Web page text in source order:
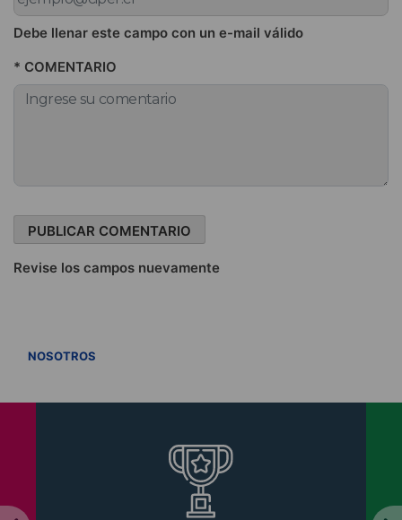
Debe llenar este campo con un e-mail válido
* COMENTARIO
Revise los campos nuevamente
NOSOTROS